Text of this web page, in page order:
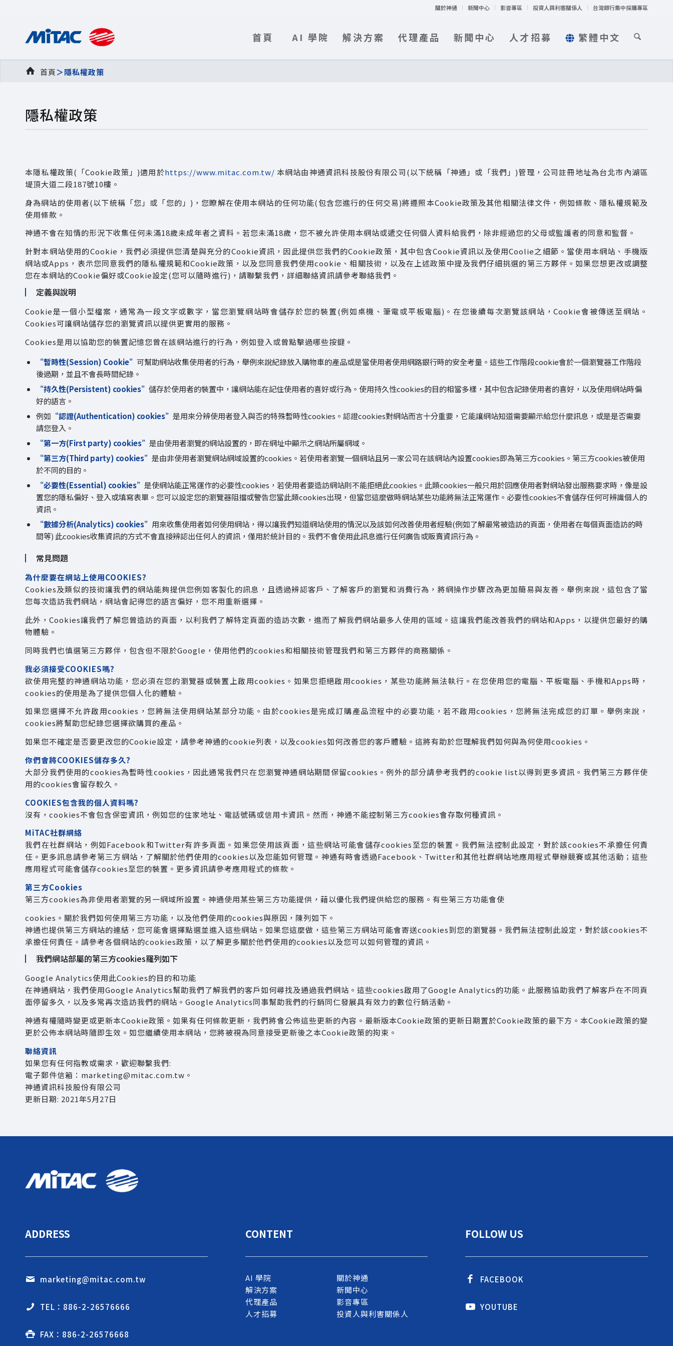
關於神通 新聞中心 影音專區 投資人與利害關係人 台灣銀行集中採購專區
首頁 AI 學院 解決方案 代理產品 新聞中心 人才招募 繁體中文
首頁＞隱私權政策
隱私權政策
本隱私權政策(「Cookie政策」)適用於https://www.mitac.com.tw/ 本網站由神通資訊科技股份有限公司(以下統稱「神通」或「我們」)管理，公司註冊地址為台北市內湖區
堤頂大道二段187號10樓。
身為網站的使用者(以下統稱「您」或「您的」)，您瞭解在使用本網站的任何功能(包含您進行的任何交易)將遵照本Cookie政策及其他相關法律文件，例如條款、隱私權規範及
使用條款。
神通不會在知情的形況下收集任何未滿18歲未成年者之資料。若您未滿18歲，您不被允許使用本網站或遞交任何個人資料給我們，除非經過您的父母或監護者的同意和監督。
針對本網站使用的Cookie，我們必須提供您清楚與充分的Cookie資訊，因此提供您我們的Cookie政策，其中包含Cookie資訊以及使用Coolie之細節。當使用本網站、手機版
網站或Apps，表示您同意我們的隱私權規範和Cookie政策，以及您同意我們使用cookie、相關技術，以及在上述政策中提及我們仔細挑選的第三方夥伴。如果您想更改或調整
您在本網站的Cookie偏好或Cookie設定(您可以隨時進行)，請聯繫我們，詳細聯絡資訊請參考聯絡我們。
定義與說明
Cookie是一個小型檔案，通常為一段文字或數字，當您瀏覽網站時會儲存於您的裝置(例如桌機、筆電或平板電腦)。在您後續每次瀏覽該網站，Cookie會被傳送至網站。
Cookies可讓網站儲存您的瀏覽資訊以提供更實用的服務。
Cookies是用以協助您的裝置記憶您曾在該網站進行的行為，例如登入或曾點擊過哪些按鍵。
“暫時性(Session) Cookie” 可幫助網站收集使用者的行為，舉例來說紀錄放入購物車的產品或是當使用者使用網路銀行時的安全考量。這些工作階段cookie會於一個瀏覽器工作階段
後過期，並且不會長時間紀錄。
“持久性(Persistent) cookies” 儲存於使用者的裝置中，讓網站能在記住使用者的喜好或行為。使用持久性cookies的目的相當多樣，其中包含記錄使用者的喜好，以及使用網站時偏
好的語言。
例如 “認證(Authentication) cookies” 是用來分辨使用者登入與否的特殊暫時性cookies。認證cookies對網站而言十分重要，它能讓網站知道需要顯示給您什麼訊息，或是是否需要
請您登入。
“第一方(First party) cookies” 是由使用者瀏覽的網站設置的，即在網址中顯示之網站所屬網域。
“第三方(Third party) cookies” 是由非使用者瀏覽網站網域設置的cookies。若使用者瀏覽一個網站且另一家公司在該網站內設置cookies即為第三方cookies。第三方cookies被使用
於不同的目的。
“必要性(Essential) cookies” 是使網站能正常運作的必要性cookies，若使用者要造訪網站則不能拒絕此cookies。此類cookies一般只用於回應使用者對網站發出服務要求時，像是設
置您的隱私偏好、登入或填寫表單。您可以設定您的瀏覽器阻擋或警告您當此類cookies出現，但當您這麼做時網站某些功能將無法正常運作。必要性cookies不會儲存任何可辨識個人的
資訊。
“數據分析(Analytics) cookies” 用來收集使用者如何使用網站，得以讓我們知道網站使用的情況以及該如何改善使用者經驗(例如了解最常被造訪的頁面，使用者在每個頁面造訪的時
間等) 此cookies收集資訊的方式不會直接辨認出任何人的資訊，僅用於統計目的。我們不會使用此訊息進行任何廣告或販賣資訊行為。
常見問題
為什麼要在網站上使用COOKIES?
Cookies及類似的技術讓我們的網站能夠提供您例如客製化的訊息，且透過辨認客戶、了解客戶的瀏覽和消費行為，將網操作步驟改為更加簡易與友善。舉例來說，這包含了當
您每次造訪我們網站，網站會記得您的語言偏好，您不用重新選擇。
此外，Cookies讓我們了解您曾造訪的頁面，以利我們了解特定頁面的造訪次數，進而了解我們網站最多人使用的區域。這讓我們能改善我們的網站和Apps，以提供您最好的購
物體驗。
同時我們也慎選第三方夥伴，包含但不限於Google，使用他們的cookies和相關技術管理我們和第三方夥伴的商務關係。
我必須接受COOKIES嗎?
欲使用完整的神通網站功能，您必須在您的瀏覽器或裝置上啟用cookies。如果您拒絕啟用cookies，某些功能將無法執行。在您使用您的電腦、平板電腦、手機和Apps時，
cookies的使用是為了提供您個人化的體驗。
如果您選擇不允許啟用cookies，您將無法使用網站某部分功能。由於cookies是完成訂購產品流程中的必要功能，若不啟用cookies，您將無法完成您的訂單。舉例來說，
cookies將幫助您紀錄您選擇欲購買的產品。
如果您不確定是否要更改您的Cookie設定，請參考神通的cookie列表，以及cookies如何改善您的客戶體驗。這將有助於您理解我們如何與為何使用cookies。
你們會將COOKIES儲存多久?
大部分我們使用的cookies為暫時性cookies，因此通常我們只在您瀏覽神通網站期間保留cookies。例外的部分請參考我們的cookie list以得到更多資訊。我們第三方夥伴使
用的cookies會留存較久。
COOKIES包含我的個人資料嗎?
沒有，cookies不會包含保密資訊，例如您的住家地址、電話號碼或信用卡資訊。然而，神通不能控制第三方cookies會存取何種資訊。
MiTAC社群網絡
我們在社群網站，例如Facebook和Twitter有許多頁面。如果您使用該頁面，這些網站可能會儲存cookies至您的裝置。我們無法控制此設定，對於該cookies不承擔任何責
任。更多訊息請參考第三方網站，了解關於他們使用的cookies以及您能如何管理。神通有時會透過Facebook、Twitter和其他社群網站地應用程式舉辦競賽或其他活動；這些
應用程式可能會儲存cookies至您的裝置。更多資訊請參考應用程式的條款。
第三方Cookies
第三方cookies為非使用者瀏覽的另一網域所設置。神通使用某些第三方功能提供，藉以優化我們提供給您的服務。有些第三方功能會使
cookies。關於我們如何使用第三方功能，以及他們使用的cookies與原因，陳列如下。
神通也提供第三方網站的連結，您可能會選擇點選並進入這些網站。如果您這麼做，這些第三方網站可能會寄送cookies到您的瀏覽器。我們無法控制此設定，對於該cookies不
承擔任何責任。請參考各個網站的cookies政策，以了解更多關於他們使用的cookies以及您可以如何管理的資訊。
我們網站部屬的第三方cookies羅列如下
Google Analytics使用此Cookies的目的和功能
在神通網站，我們使用Google Analytics幫助我們了解我們的客戶如何尋找及通過我們網站。這些cookies啟用了Google Analytics的功能。此服務協助我們了解客戶在不同頁
面停留多久，以及多常再次造訪我們的網站。Google Analytics同事幫助我們的行銷同仁發展具有效力的數位行銷活動。
神通有權隨時變更或更新本Cookie政策。如果有任何條款更新，我們將會公佈這些更新的內容。最新版本Cookie政策的更新日期置於Cookie政策的最下方。本Cookie政策的變
更於公佈本網站時隨即生效。如您繼續使用本網站，您將被視為同意接受更新後之本Cookie政策的拘束。
聯絡資訊
如果您有任何指教或需求，歡迎聯繫我們:
電子郵件信箱：marketing@mitac.com.tw。
神通資訊科技股份有限公司
更新日期: 2021年5月27日
ADDRESS
marketing@mitac.com.tw
TEL：886-2-26576666
FAX：886-2-26576668
CONTENT
AI 學院
解決方案
代理產品
人才招募
關於神通
新聞中心
影音專區
投資人與利害關係人
FOLLOW US
FACEBOOK
YOUTUBE